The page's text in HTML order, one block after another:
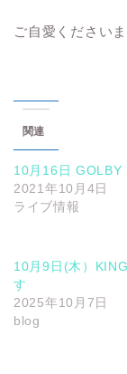
ご自愛ください
関連
10月16日 GOLBY
2021年10月4日
ライブ情報
10月9日(木）
す
2025年10月7日
blog